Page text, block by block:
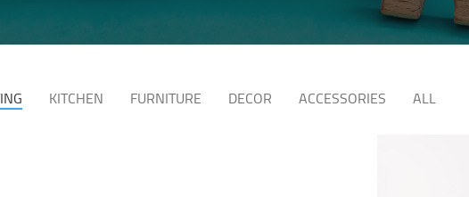
ALL
ACCESSORIES
DECOR
FURNITURE
KITCHEN